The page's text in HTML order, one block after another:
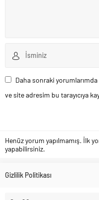
Daha sonraki
ve site adresim bu tarayıcıya
Henüz yorum yapılmamış. İlk
yapabilirsiniz.
Gizlilik Politikası